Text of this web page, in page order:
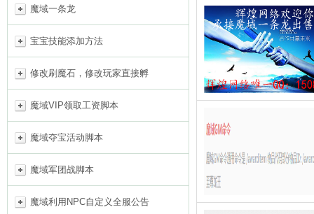
魔域一条龙
宝宝技能添加方法
修改刷魔石，修改玩家直接孵
魔域VIP领取工资脚本
魔域夺宝活动脚本
魔域军团战脚本
魔域利用NPC自定义全服公告